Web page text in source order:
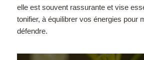
elle est souvent rassurante et vise
tonifier, à équilibrer vos énergies pour
défendre.